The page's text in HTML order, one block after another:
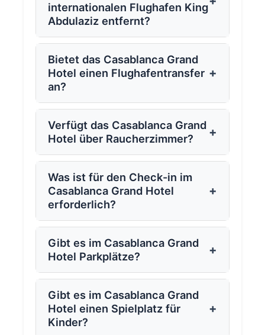
internationalen Flughafen King
Abdulaziz entfernt?
Bietet das Casablanca Grand
Hotel einen Flughafentransfer
an?
+
Verfügt das Casablanca Grand
Hotel über Raucherzimmer?
+
Was ist für den Check-in im
Casablanca Grand Hotel
erforderlich?
+
Gibt es im Casablanca Grand
Hotel Parkplätze?
+
Gibt es im Casablanca Grand
Hotel einen Spielplatz für
Kinder?
+